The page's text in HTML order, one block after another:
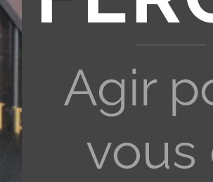
Agir
vous